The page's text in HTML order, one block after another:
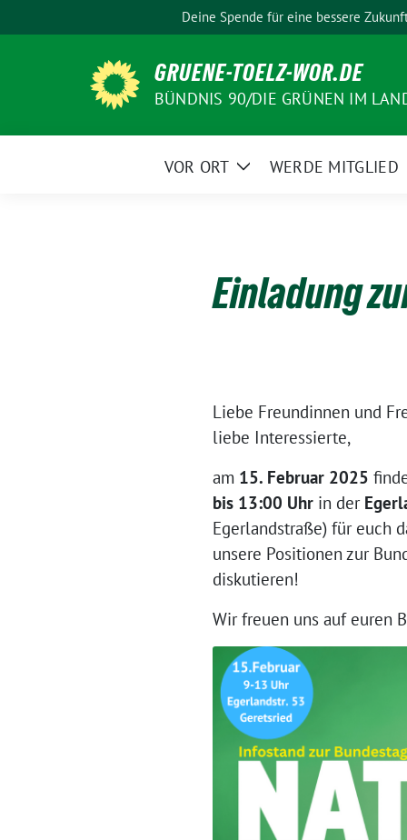
zum
Deine Spende für eine bessere
GRUENE-TOELZ-WOR.DE
BÜNDNIS 90/DIE GRÜNEN IM
VOR ORT
ZeigeWERDE MITGLIED
Einladung
Liebe Freundinnen und
liebe Interessierte,
am 15. Februar 2025
bis 13:00 Uhr in der
Egerlandstraße) für euch
unsere Positionen zur
diskutieren!
Wir freuen uns auf euren